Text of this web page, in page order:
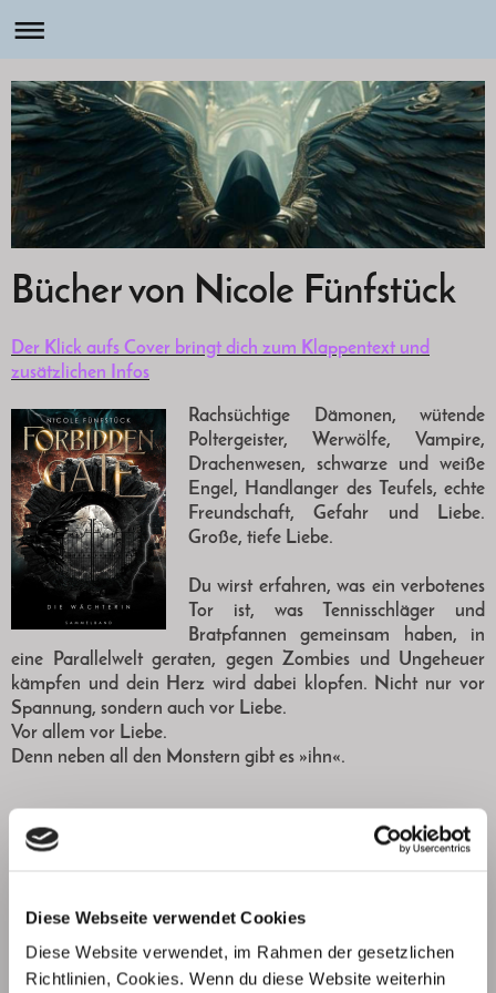
Diese Webseite verwendet Cookies
Diese Website verwendet, im Rahmen der gesetzlichen
Richtlinien, Cookies. Wenn du diese Website weiterhin
Bücher von Nicole Fünfstück
Der Klick aufs Cover bringt dich zum Klappentext und
zusätzlichen Infos
Rachsüchtige Dämonen, wütende
Poltergeister, Werwölfe, Vampire,
Drachenwesen, schwarze und weiße
Engel, Handlanger des Teufels, echte
Freundschaft, Gefahr und Liebe.
Große, tiefe Liebe.
Du wirst erfahren, was ein verbotenes
Tor ist, was Tennisschläger und
Bratpfannen gemeinsam haben, in
eine Parallelwelt geraten, gegen Zombies und Ungeheuer
kämpfen und dein Herz wird dabei klopfen. Nicht nur vor
Spannung, sondern auch vor Liebe.
Vor allem vor Liebe.
Denn neben all den Monstern gibt es »ihn«.